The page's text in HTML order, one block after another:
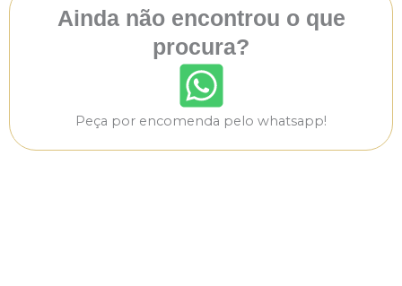
Ainda não encontrou o que
procura?
Peça por encomenda pelo whatsapp!